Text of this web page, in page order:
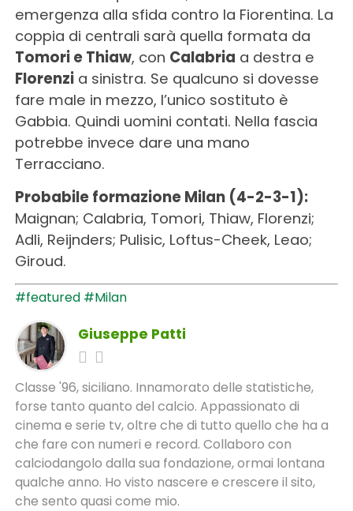
emergenza alla sfida contro la Fiorentina. La
coppia di centrali sarà quella formata da
Tomori e Thiaw, con Calabria a destra e
Florenzia sinistra. Se qualcuno si dovesse
fare male in mezzo, l’unico sostituto è
Gabbia. Quindi uomini contati. Nella fascia
potrebbe invece dare una mano
Terracciano.
Probabile formazione Milan (4-2-3-1):
Maignan; Calabria, Tomori, Thiaw, Florenzi;
Adli, Reijnders; Pulisic, Loftus-Cheek, Leao;
Giroud.
#featured #Milan
Giuseppe Patti
Classe '96, siciliano. Innamorato delle statistiche,
forse tanto quanto del calcio. Appassionato di
cinema e serie tv, oltre che di tutto quello che ha a
che fare con numeri e record. Collaboro con
calciodangolo dalla sua fondazione, ormai lontana
qualche anno. Ho visto nascere e crescere il sito,
che sento quasi come mio.